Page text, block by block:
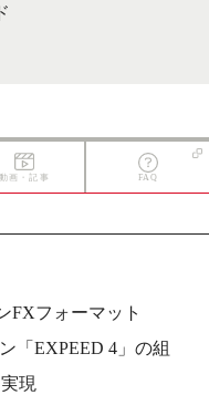
動画・記事 FAQ
FXフォーマット
「EXPEED 4」の組
現